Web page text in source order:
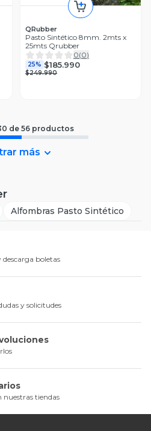
QRubber
Pasto Sintético 8mm. 2mts x
25mts Qrubber
0(0)
25% $185.990
$249.990
de 56 productos
más
Alfombras Pasto Sintético
boletas
y solicitudes
nuestras tiendas